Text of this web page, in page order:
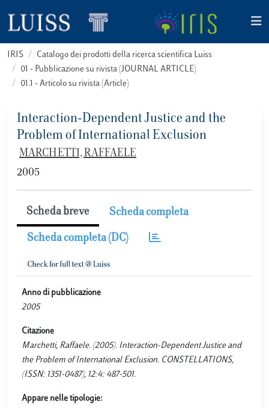
IRIS
Catalogo dei prodotti della ricerca scientifica Luiss
01 - Pubblicazione su rivista (JOURNAL ARTICLE)
01.1 - Articolo su rivista (Article)
Interaction-Dependent Justice and the
Problem of International Exclusion
MARCHETTI, RAFFAELE
2005
Scheda breve Scheda completa
Scheda completa (DC)
Anno di pubblicazione
2005
Citazione
Marchetti, Raffaele. (2005). Interaction-Dependent Justice and
the Problem of International Exclusion. CONSTELLATIONS,
(ISSN: 1351-0487), 12:4: 487-501.
Appare nelle tipologie: